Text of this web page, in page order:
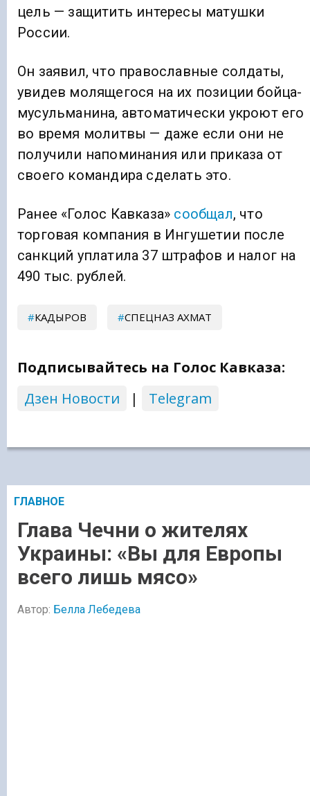
цель — защитить интересы матушки
России.
Он заявил, что православные солдаты,
увидев молящегося на их позиции бойца-
мусульманина, автоматически укроют его
во время молитвы — даже если они не
получили напоминания или приказа от
своего командира сделать это.
Ранее «Голос Кавказа» сообщал, что
торговая компания в Ингушетии после
санкций уплатила 37 штрафов и налог на
490 тыс. рублей.
КАДЫРОВ СПЕЦНАЗ АХМАТ
Подписывайтесь на Голос Кавказа:
Дзен Новости
| Telegram
ГЛАВНОЕ
Глава Чечни о жителях
Украины: «Вы для Европы
всего лишь мясо»
Автор: Белла Лебедева